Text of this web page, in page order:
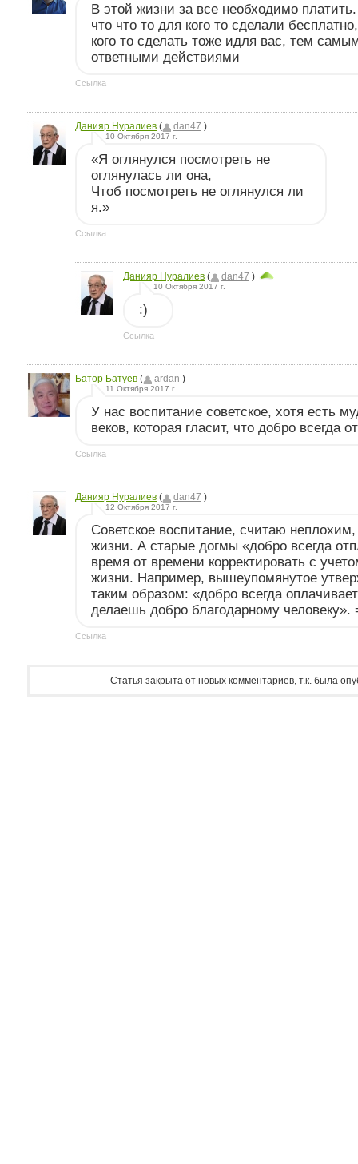
В этой жизни за все необходимо
что что то для кого то сделали
кого то сделать тоже идля вас, тем
ответными действиями
Ссылка
Данияр Нуралиев ( dan47 )
10 Октября 2017 г.
«Я оглянулся посмотреть не
оглянулась ли она,
Чтоб посмотреть не оглянулся ли
я.»
Ссылка
Данияр Нуралиев ( dan47 )
10 Октября 2017 г.
:)
Ссылка
Батор Батуев ( ardan )
11 Октября 2017 г.
У нас воспитание советское, хотя есть
веков, которая гласит, что добро всегда
Ссылка
Данияр Нуралиев ( dan47 )
12 Октября 2017 г.
Советское воспитание, считаю
жизни. А старые догмы «добро всегда
время от времени корректировать с
жизни. Например, вышеупомянутое
таким образом: «добро всегда
делаешь добро благодарному человеку».
Ссылка
Статья закрыта от новых комментариев, т.к. была